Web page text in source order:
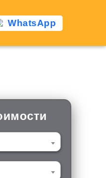
WhatsApp